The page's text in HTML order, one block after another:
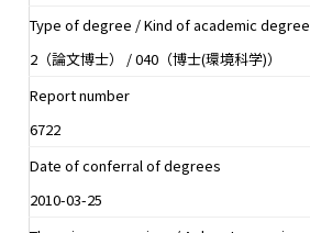
Type of degree / Kind of academic degree
2（論文博士） / 040（博士(環境科学)）
Report number
6722
Date of conferral of degrees
2010-03-25